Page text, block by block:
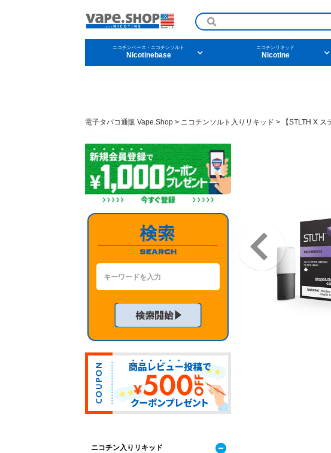
メンソール
ニコチン
ニコチンベース・ニコチンソルト
Nicotinebase
ニコチンリキッド
Nicotine
電子タバコ通販 Vape.Shop > ニコチンソルト入りリキッド > 【STLTH X
ニコチン入りリキッド